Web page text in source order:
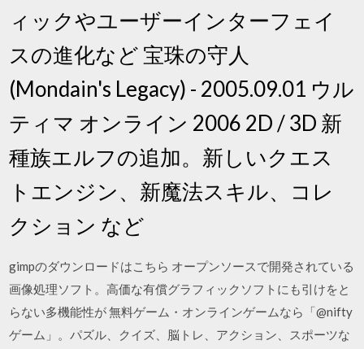
ィックやユーザーインターフェイ
スの進化など 宝珠の守人
(Mondain's Legacy) - 2005.09.01 ウル
ティマ オンライン 2006 2D / 3D 新
種族エルフの追加。新しいクエス
トエンジン、新魔法スキル、コレ
クション など
gimpのダウンロードはこちら オープンソースで開発されている
画像処理ソフト。高価な有償グラフィックソフトにも引けをと
らない多機能性が 無料ゲーム・オンラインゲームなら「@nifty
ゲーム」。パズル、クイズ、脳トレ、アクション、スポーツな